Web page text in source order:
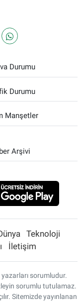
Durumu
Durumu
Manşetler
Arşivi
Teknoloji
İletişim
sorumludur.
sorumlu tutulamaz.
Sitemizde yayınlanan